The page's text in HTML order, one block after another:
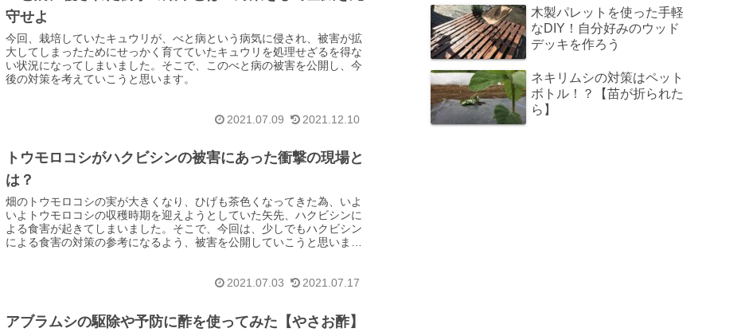
守せよ
今回、栽培していたキュウリが、べと病という病気に侵され、被害が拡
大してしまったためにせっかく育てていたキュウリを処理せざるを得な
い状況になってしまいました。そこで、このべと病の被害を公開し、今
後の対策を考えていこうと思います。
2021.07.09 2021.12.10
トウモロコシがハクビシンの被害にあった衝撃の現場と
は？
畑のトウモロコシの実が大きくなり、ひげも茶色くなってきた為、いよ
いよトウモロコシの収穫時期を迎えようとしていた矢先、ハクビシンに
よる食害が起きてしまいました。そこで、今回は、少しでもハクビシン
による食害の対策の参考になるよう、被害を公開していこうと思いま
2021.07.03 2021.07.17
アブラムシの駆除や予防に酢を使ってみた【やさお酢】
木製パレットを使った手軽
なDIY！自分好みのウッド
デッキを作ろう
ネキリムシの対策はペット
ボトル！？【苗が折られた
ら】